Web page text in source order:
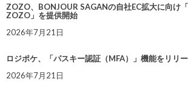
ZOZO、BONJOUR SAGANの自社EC拡大に向け
ZOZO」を提供開始
2026年7月21日
ロジポケ、「パスキー認証（MFA）」機能をリリ
2026年7月21日